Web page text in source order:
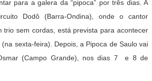
para a galera da “pipoca” por três dias. A
Dodô (Barra-Ondina), onde o cantor
trio sem cordas, está prevista para acontecer
sexta-feira). Depois, a Pipoca de Saulo vai
(Campo Grande), nos dias 7 e 8 de